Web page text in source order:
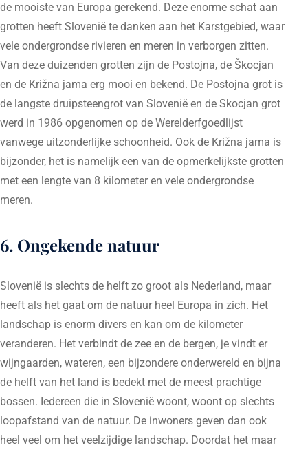
de mooiste van Europa gerekend. Deze enorme schat aan
grotten heeft Slovenië te danken aan het Karstgebied, waar
vele ondergrondse rivieren en meren in verborgen zitten.
Van deze duizenden grotten zijn de Postojna, de Škocjan
en de Križna jama erg mooi en bekend. De Postojna grot is
de langste druipsteengrot van Slovenië en de Skocjan grot
werd in 1986 opgenomen op de Werelderfgoedlijst
vanwege uitzonderlijke schoonheid. Ook de Križna jama is
bijzonder, het is namelijk een van de opmerkelijkste grotten
met een lengte van 8 kilometer en vele ondergrondse
meren.
6. Ongekende natuur
Slovenië is slechts de helft zo groot als Nederland, maar
heeft als het gaat om de natuur heel Europa in zich. Het
landschap is enorm divers en kan om de kilometer
veranderen. Het verbindt de zee en de bergen, je vindt er
wijngaarden, wateren, een bijzondere onderwereld en bijna
de helft van het land is bedekt met de meest prachtige
bossen. Iedereen die in Slovenië woont, woont op slechts
loopafstand van de natuur. De inwoners geven dan ook
heel veel om het veelzijdige landschap. Doordat het maar